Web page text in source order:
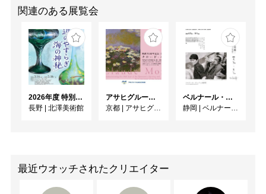
関連のある展覧会
2026年度 特別展「ガレとドーム、アール･ヌーヴォーのガラス 水辺のやすらぎ、海の神秘」
長野 | 北澤美術館
アサヒグループ大山崎山荘美術館 開館30周年記念展「没後100年 クロード・モネ」
京都 | アサヒグループ大山崎山荘美術館
ベルナール・ビュフェと写真 ーカメラがとらえたビュフェとその時代、そして21 世紀へ
静岡 | ベルナール・ビュフェ美術館
最近ウオッチされたクリエイター